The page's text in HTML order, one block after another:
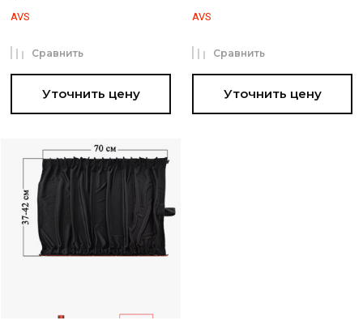
AVS
Уточнить цену
Сравнить
AVS
Уточнить цену
Сравнить